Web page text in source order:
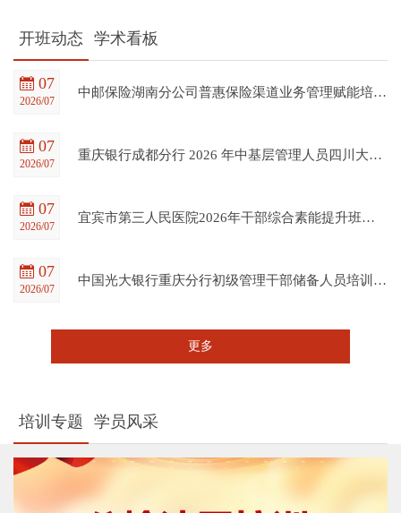
开班动态 学术看板
07
2026/07
中邮保险湖南分公司普惠保险渠道业务管理赋能培训班在四川大学全国干部教育培训基地顺利开班
07
2026/07
重庆银行成都分行 2026 年中基层管理人员四川大学培训项目（第一期）在四川大学全国干部教育培训基地顺利开班
07
2026/07
宜宾市第三人民医院2026年干部综合素能提升班在四川大学全国干部教育培训基地顺利开班
07
2026/07
中国光大银行重庆分行初级管理干部储备人员培训班在四川大学全国干部教育培训基地顺利开班
更多
培训专题 学员风采